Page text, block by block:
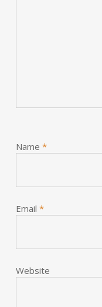
Name *
Email *
Website